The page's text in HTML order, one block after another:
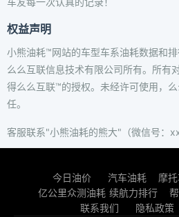
权益声明
小熊油耗™网站的车型车系油耗数据和
么么互联信息技术有限公司所有。所有
得么么互联™的授权。未经许可使用，
任。
客服联系"小熊油耗的熊大"（微信号：
今日油价 汽车油耗 摩
亿公里众测油耗 续航力排行
联系我们
隐私政策